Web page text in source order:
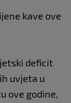
kave ove
deficit
uvjeta u
ove godine,